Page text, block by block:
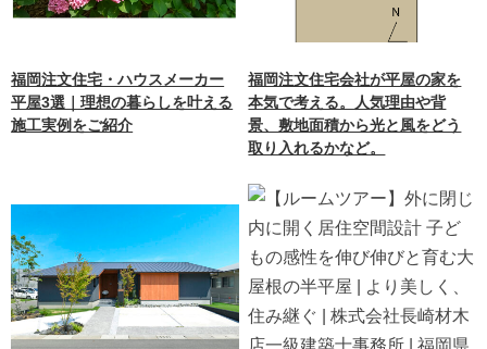
福岡注文住宅・ハウスメーカー
平屋3選｜理想の暮らしを叶える
施工実例をご紹介
福岡注文住宅会社が平屋の家を
本気で考える。人気理由や背
景、敷地面積から光と風をどう
取り入れるかなど。